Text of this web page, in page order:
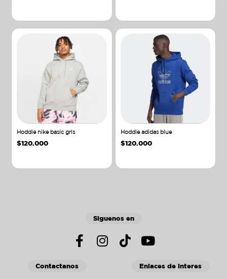
Hoddie nike basic gris
$120.000
Hoddie adidas blue
$120.000
Siguenos en
Contactanos Enlaces de interes